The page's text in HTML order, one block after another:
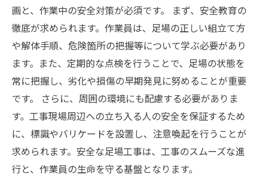
画と、作業中の安全対策が必須です。 まず、安全教育の
徹底が求められます。作業員は、足場の正しい組立て方
や解体手順、危険箇所の把握等について学ぶ必要があり
ます。また、定期的な点検を行うことで、足場の状態を
常に把握し、劣化や損傷の早期発見に努めることが重要
です。 さらに、周囲の環境にも配慮する必要がありま
す。工事現場周辺への立ち入る人の安全を保証するため
に、標識やバリケードを設置し、注意喚起を行うことが
求められます。安全な足場工事は、工事のスムーズな進
行と、作業員の生命を守る基盤となります。